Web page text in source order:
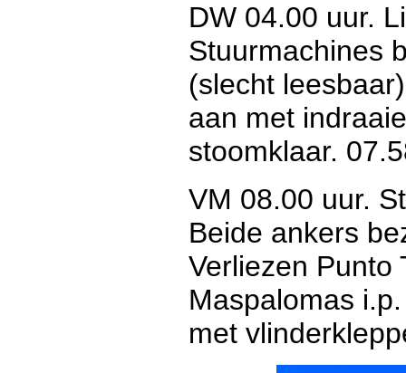
DW 04.00 uur.
Stuurmachines
(slecht
aan met
stoomklaar.
VM 08.00 uur.
Beide ankers
Verliezen Punto
Maspalomas
met